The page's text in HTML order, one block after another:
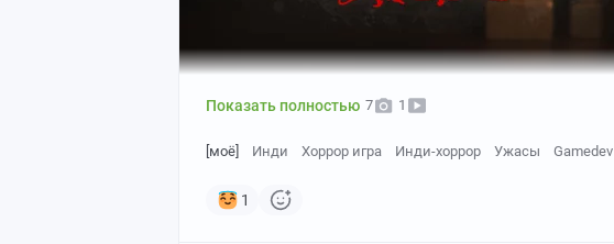
Показать полностью 7 1
[моё] Инди Хоррор игра Инди-хоррор Ужасы Gamedev
1